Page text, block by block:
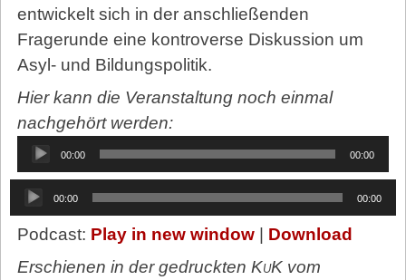
entwickelt sich in der anschließenden
Fragerunde eine kontroverse Diskussion um
Asyl- und Bildungspolitik.
Hier kann die Veranstaltung noch einmal
nachgehört werden:
Audio-
Player
00:00 00:00
Audio-
Player
00:00 00:00
Podcast: Play in new window| Download
Erschienen in der gedruckten KuKvom